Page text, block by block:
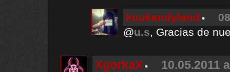
kuukandyland
@u.s, Gracias de
XgorkaX
10.05.2011